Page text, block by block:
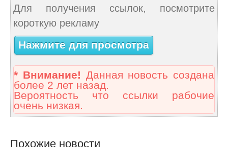
Для получения ссылок, посмотрите
короткую рекламу
Нажмите для просмотра
* Внимание! Данная новость создана
более 2 лет назад.
Вероятность что ссылки рабочие
очень низкая.
Похожие новости